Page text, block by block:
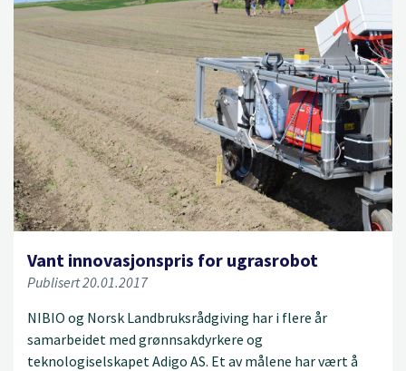
Vant innovasjonspris for ugrasrobot
Publisert 20.01.2017
NIBIO og Norsk Landbruksrådgiving har i flere år
samarbeidet med grønnsakdyrkere og
teknologiselskapet Adigo AS. Et av målene har vært å